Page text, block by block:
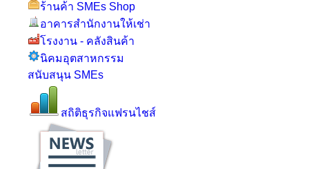
ร้านค้า SMEs Shop
อาคารสำนักงานให้เช่า
โรงงาน - คลังสินค้า
นิคมอุตสาหกรรม
สนับสนุน SMEs
สถิติธุรกิจแฟรนไชส์